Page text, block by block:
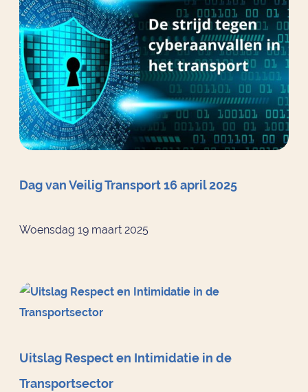
Dag van Veilig Transport 16 april 2025
Woensdag 19 maart 2025
Uitslag Respect en Intimidatie in de
Transportsector